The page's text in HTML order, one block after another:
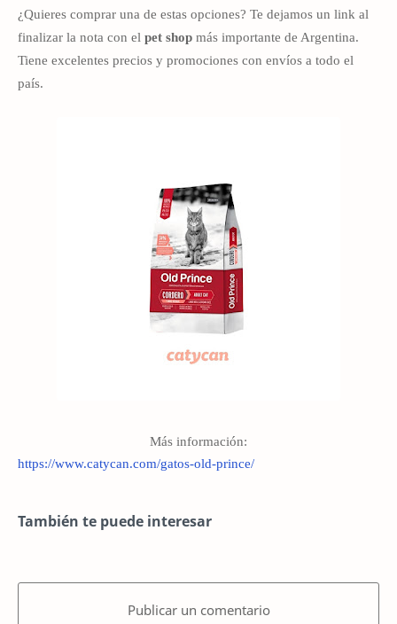
¿Quieres comprar una de estas opciones? Te dejamos un link al
finalizar la nota con el pet shop más importante de Argentina.
Tiene excelentes precios y promociones con envíos a todo el
país.
Más información:
https://www.catycan.com/gatos-old-prince/
También te puede interesar
Publicar un comentario